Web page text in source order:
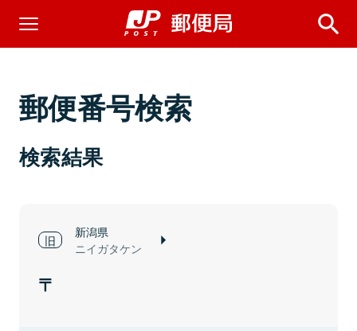
郵便番号検索
検索結果
新潟県
ニイガタケン